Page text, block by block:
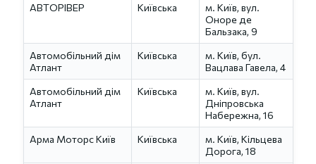
АВТОРІВЕР
Київська
м. Київ, вул.
Оноре де
Бальзака, 9
Автомобільний дім
Атлант
Київська
м. Київ, бул.
Вацлава Гавела, 4
Автомобільний дім
Атлант
Київська
м. Київ, вул.
Дніпровська
Набережна, 16
Арма Моторс Київ
Київська
м. Київ, Кільцева
Дорога, 18